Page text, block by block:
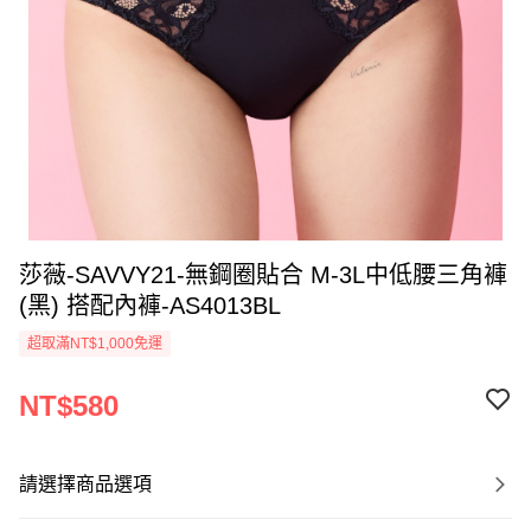
莎薇-SAVVY21-無鋼圈貼合 M-3L中低腰三角褲
(黑) 搭配內褲-AS4013BL
超取滿NT$1,000免運
NT$580
請選擇商品選項